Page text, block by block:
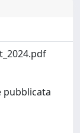
pubblicata